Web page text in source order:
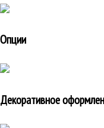
Опции
Декоративное